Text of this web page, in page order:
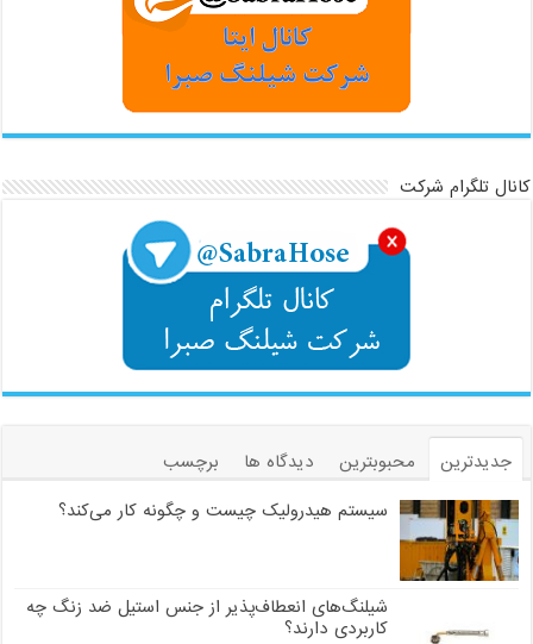
کانال تلگرام شرکت
جدیدترین محبوبترین دیدگاه ها
برچسب
سیستم هیدرولیک چیست و چگونه کار می‌کند؟
شیلنگ‌های انعطاف‌پذیر از جنس استیل ضد زنگ چه
کاربردی دارند؟